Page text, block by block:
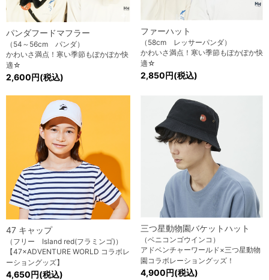
パンダフードマフラー
（54～56cm パンダ）
かわいさ満点！寒い季節もぽかぽか快
適☆
2,600円(税込)
ファーハット
（58cm レッサーパンダ）
かわいさ満点！寒い季節もぽかぽか快
適☆
2,850円(税込)
47 キャップ
（フリー Island red(フラミンゴ)）
【47×ADVENTURE WORLD コラボレ
ーショングッズ】
4,650円(税込)
三つ星動物園バケットハット
（ベニコンゴウインコ）
アドベンチャーワールド×三つ星動物
園コラボレーショングッズ！
4,900円(税込)